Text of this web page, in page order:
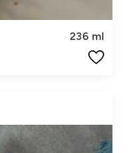
236 ml